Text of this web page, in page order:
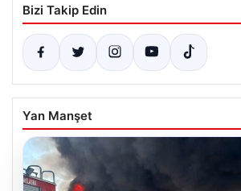
Bizi Takip Edin
Yan Manşet